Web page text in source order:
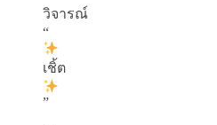
วิจารณ์
“
เชิ้ต
”